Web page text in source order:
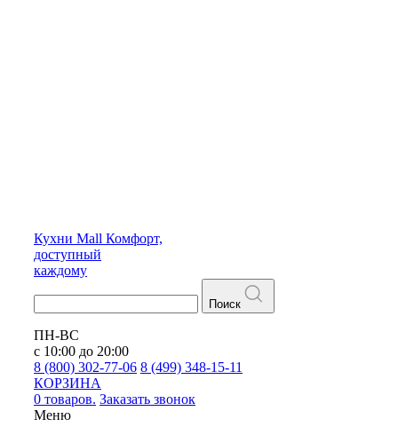
Кухни Mall Комфорт,
доступный
каждому
Поиск
ПН-ВС
с 10:00 до 20:00
8 (800) 302-77-06 8 (499) 348-15-11
КОРЗИНА
0 товаров. Заказать звонок
Меню